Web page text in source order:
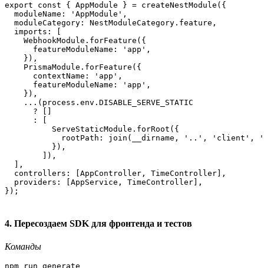
export const { AppModule } = createNestModule({
  moduleName: 'AppModule',
  moduleCategory: NestModuleCategory.feature,
  imports: [
    WebhookModule.forFeature({
      featureModuleName: 'app',
    }),
    PrismaModule.forFeature({
      contextName: 'app',
      featureModuleName: 'app',
    }),
    ...(process.env.DISABLE_SERVE_STATIC
      ? []
      : [
          ServeStaticModule.forRoot({
rootPath: join(__dirname, '..', 'client',
          }),
        ]),
  ],
  controllers: [AppController, TimeController],
  providers: [AppService, TimeController],
4. Пересоздаем SDK для фронтенда и тестов
Команды